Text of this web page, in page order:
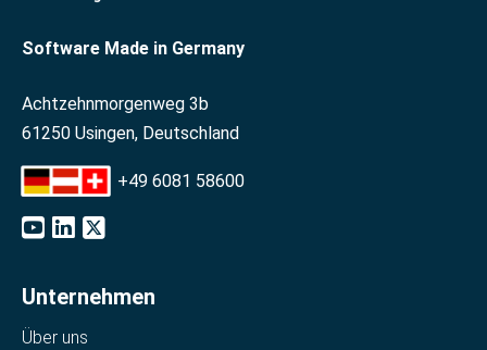
Software Made in Germany
Achtzehnmorgenweg 3b
61250 Usingen, Deutschland
+49 6081 58600
Unternehmen
Über uns